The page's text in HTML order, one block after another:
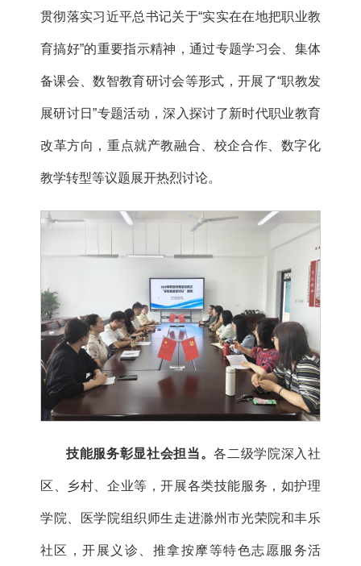
贯彻落实习近平总书记关于“实实在在地把职业教
育搞好”的重要指示精神，通过专题学习会、集体
备课会、数智教育研讨会等形式，开展了“职教发
展研讨日”专题活动，深入探讨了新时代职业教育
改革方向，重点就产教融合、校企合作、数字化
教学转型等议题展开热烈讨论。
技能服务彰显社会担当。各二级学院深入社
区、乡村、企业等，开展各类技能服务，如护理
学院、医学院组织师生走进滁州市光荣院和丰乐
社区，开展义诊、推拿按摩等特色志愿服务活